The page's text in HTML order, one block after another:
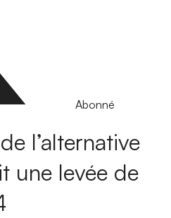
Abonné
l’alternative
une levée de